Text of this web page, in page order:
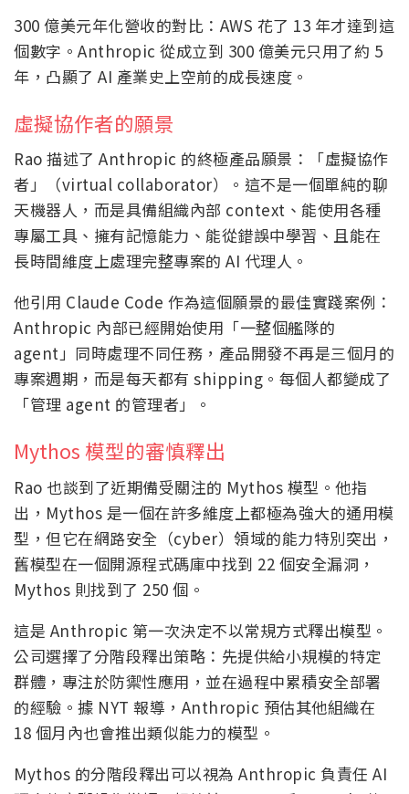
300 億美元年化營收的對比：AWS 花了 13 年才達到這
個數字。Anthropic 從成立到 300 億美元只用了約 5
年，凸顯了 AI 產業史上空前的成長速度。
虛擬協作者的願景
Rao 描述了 Anthropic 的終極產品願景：「虛擬協作
者」（virtual collaborator）。這不是一個單純的聊
天機器人，而是具備組織內部 context、能使用各種
專屬工具、擁有記憶能力、能從錯誤中學習、且能在
長時間維度上處理完整專案的 AI 代理人。
他引用 Claude Code 作為這個願景的最佳實踐案例：
Anthropic 內部已經開始使用「一整個艦隊的
agent」同時處理不同任務，產品開發不再是三個月的
專案週期，而是每天都有 shipping。每個人都變成了
「管理 agent 的管理者」。
Mythos 模型的審慎釋出
Rao 也談到了近期備受關注的 Mythos 模型。他指
出，Mythos 是一個在許多維度上都極為強大的通用模
型，但它在網路安全（cyber）領域的能力特別突出，
舊模型在一個開源程式碼庫中找到 22 個安全漏洞，
Mythos 則找到了 250 個。
這是 Anthropic 第一次決定不以常規方式釋出模型。
公司選擇了分階段釋出策略：先提供給小規模的特定
群體，專注於防禦性應用，並在過程中累積安全部署
的經驗。據 NYT 報導，Anthropic 預估其他組織在
18 個月內也會推出類似能力的模型。
Mythos 的分階段釋出可以視為 Anthropic 負責任 AI